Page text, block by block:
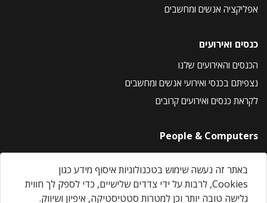
אפליקציה אנשים ומחשבים
כנסים ואירועים
הכנסים והאירועים שלנו
נצפיתם בכנסי ואירועי אנשים ומחשבים
לקראת כנסים ואירועים קרובים
People & Computers
About Us
Privacy Policy
Contact Us
באתר זה נעשה שימוש בטכנולוגיות איסוף מידע כגון
Cookies, לרבות על ידי צדדים שלישיים, כדי לספק לך חווית
גלישה טובה יותר וכן למטרות סטטיסטיקה, איפיון ושיווק.